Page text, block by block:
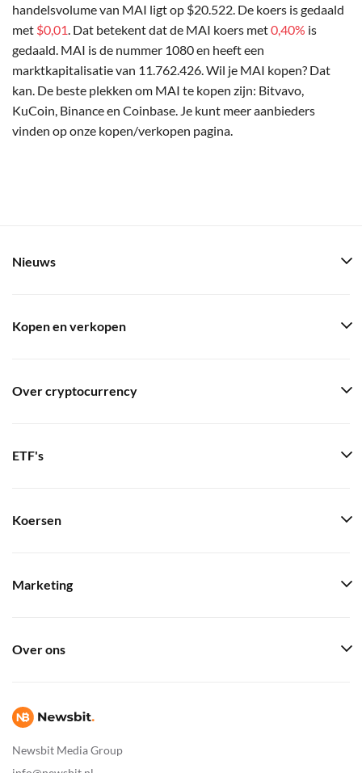
handelsvolume van MAI ligt op $20.522. De koers is gedaald
met $0,01. Dat betekent dat de MAI koers met0,40% is
gedaald. MAI is de nummer 1080 en heeft een
marktkapitalisatie van 11.762.426. Wil je MAI kopen? Dat
kan. De beste plekken om MAI te kopen zijn: Bitvavo,
KuCoin, Binance en Coinbase. Je kunt meer aanbieders
vinden op onze kopen/verkopen pagina.
Newsbit Media Group
Nieuws
Kopen en verkopen
Over cryptocurrency
ETF's
Koersen
Marketing
Over ons